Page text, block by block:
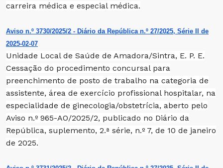
carreira médica e especial médica.
Aviso n.º 3730/2025/2 - Diário da República n.º 27/2025, Série II de
2025-02-07
Unidade Local de Saúde de Amadora/Sintra, E. P. E.
Cessação do procedimento concursal para
preenchimento de posto de trabalho na categoria de
assistente, área de exercício profissional hospitalar, na
especialidade de ginecologia/obstetrícia, aberto pelo
Aviso n.º 965-AO/2025/2, publicado no Diário da
República, suplemento, 2.ª série, n.º 7, de 10 de janeiro
de 2025.